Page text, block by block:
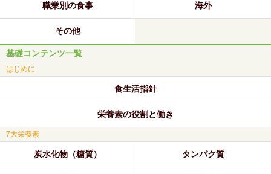
職業別の食事 海外
その他
基礎コンテンツ一覧
はじめに
食生活指針
栄養素の役割と働き
7大栄養素
炭水化物（糖質） タンパク質